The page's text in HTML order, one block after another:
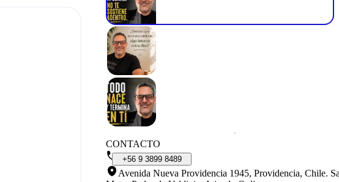
CONTACTO
+56 9 3899 8489
Avenida Nueva Providencia 1945, Providencia, Chile.